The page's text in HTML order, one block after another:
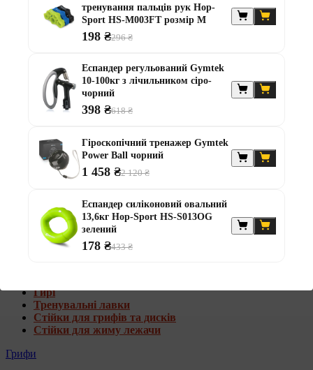
Штанги з w-подібним грифом
Жилети обтяжувачі
Диски та набори
Гантелі
Штанги
Штанги з гантелями та лавками
Тренувальні лавки
Стійки для грифів та дисків
Стійки для жиму лежачи
Диски та набори
Гантелі
Штанги
Гирі
Тренувальні лавки
Стійки для грифів та дисків
Стійки для жиму лежачи
Грифи
тренування пальців рук Hop-
Sport HS-M003FT розмір M
198 ₴296 ₴
Еспандер регульований Gymtek
10-100кг з лічильником сіро-
чорний
398 ₴618 ₴
Гіроскопічний тренажер Gymtek
Power Ball чорний
1 458 ₴2 120 ₴
Еспандер силіконовий овальний
13,6кг Hop-Sport HS-S013OG
зелений
178 ₴433 ₴